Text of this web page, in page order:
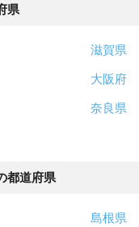
県
滋賀県
大阪府
奈良県
都道府県
島根県